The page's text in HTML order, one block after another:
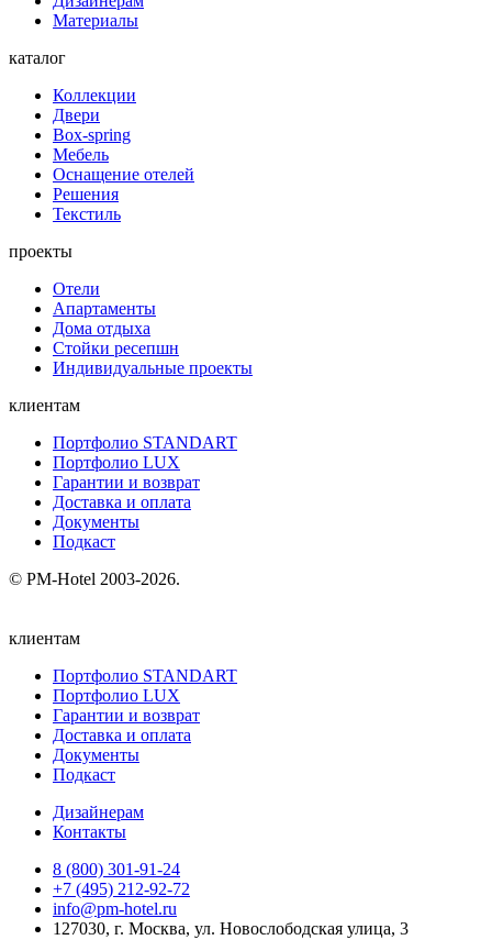
Материалы
каталог
Коллекции
Двери
Box-spring
Мебель
Оснащение отелей
Решения
Текстиль
проекты
Отели
Апартаменты
Дома отдыха
Стойки ресепшн
Индивидуальные проекты
клиентам
Портфолио STANDART
Портфолио LUX
Гарантии и возврат
Доставка и оплата
Документы
Подкаст
© PM-Hotel 2003-2026.
клиентам
Портфолио STANDART
Портфолио LUX
Гарантии и возврат
Доставка и оплата
Документы
Подкаст
Дизайнерам
Контакты
8 (800) 301‑91‑24
+7 (495) 212‑92‑72
info@pm-hotel.ru
127030, г. Москва, ул. Новослободская улица, 3